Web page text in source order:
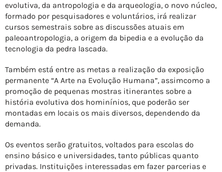
evolutiva, da antropologia e da arqueologia, o novo núcleo,
formado por pesquisadores e voluntários, irá realizar
cursos semestrais sobre as discussões atuais em
paleoantropologia, a origem da bipedia e a evolução da
tecnologia da pedra lascada.
Também está entre as metas a realização da exposição
permanente “A Arte na Evolução Humana”, assimcomo a
promoção de pequenas mostras itinerantes sobre a
história evolutiva dos hominínios, que poderão ser
montadas em locais os mais diversos, dependendo da
demanda.
Os eventos serão gratuitos, voltados para escolas do
ensino básico e universidades, tanto públicas quanto
privadas. Instituições interessadas em fazer parcerias e